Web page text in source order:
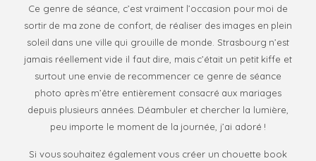
Ce genre de séance, c’est vraiment l’occasion pour moi de
sortir de ma zone de confort, de réaliser des images en plein
soleil dans une ville qui grouille de monde. Strasbourg n’est
jamais réellement vide il faut dire, mais c’était un petit kiffe et
surtout une envie de recommencer ce genre de séance
photo après m’être entièrement consacré aux mariages
depuis plusieurs années. Déambuler et chercher la lumière,
peu importe le moment de la journée, j’ai adoré !
Si vous souhaitez également vous créer un chouette book
and always be
ahead of the
crowd! Be
Evóra!